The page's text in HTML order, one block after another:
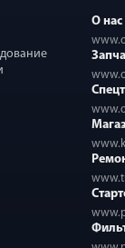
О нас